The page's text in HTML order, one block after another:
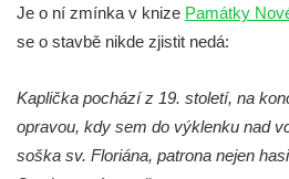
Kaple na křižovatce ulic Budějovická
Bývalý kostel svatých Filipa a
náměstí J. V. Kamarýta ve Velešíně
Kaple na hřbitově ve Velešíně
Je o ní zmínka v knize Památky
se o stavbě nikde zjistit nedá:
Kaplička pochází z 19. století, na
opravou, kdy sem do výklenku nad
soška sv. Floriána, patrona nejen